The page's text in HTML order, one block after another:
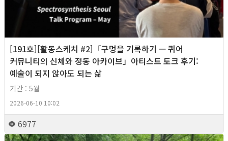
[191호][활동스케치 #2]「구멍을 기록하기 — 퀴어
커뮤니티의 신체와 정동 아카이브」아티스트 토크 후기:
예술이 되지 않아도 되는 삶
기간 : 5월
2026-06-10 10:02
6977